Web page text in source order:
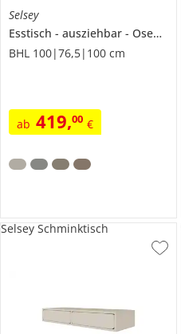
Selsey
Esstisch
ausziehbar
Osenness
BHL 100|76,5|100 cm
ab 419,00 €
Selsey Schminktisch